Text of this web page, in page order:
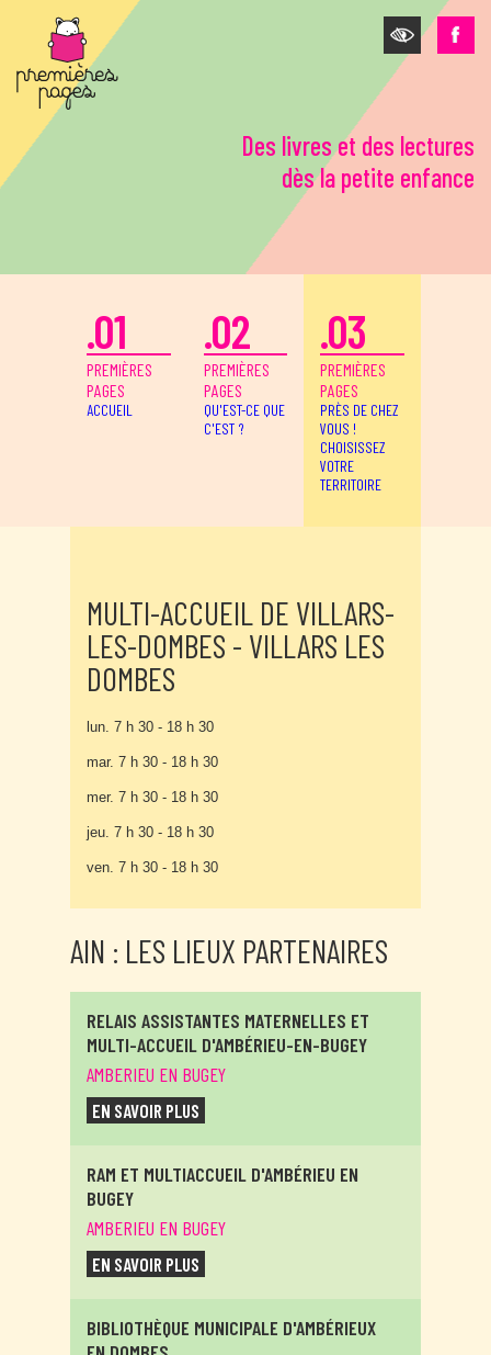
Aller au contenu principal
Des livres et des lectures
dès la petite enfance
.01
PREMIÈRES
PAGES
ACCUEIL
.02
PREMIÈRES
PAGES
QU'EST-CE QUE
C'EST ?
.03
PREMIÈRES
PAGES
PRÈS DE CHEZ
VOUS !
CHOISISSEZ
VOTRE
TERRITOIRE
MULTI-ACCUEIL DE VILLARS-
LES-DOMBES - VILLARS LES
DOMBES
lun. 7 h 30 - 18 h 30
mar. 7 h 30 - 18 h 30
mer. 7 h 30 - 18 h 30
jeu. 7 h 30 - 18 h 30
ven. 7 h 30 - 18 h 30
AIN : LES LIEUX PARTENAIRES
RELAIS ASSISTANTES MATERNELLES ET
MULTI-ACCUEIL D'AMBÉRIEU-EN-BUGEY
AMBERIEU EN BUGEY
EN SAVOIR PLUS
RAM ET MULTIACCUEIL D'AMBÉRIEU EN
BUGEY
AMBERIEU EN BUGEY
EN SAVOIR PLUS
BIBLIOTHÈQUE MUNICIPALE D'AMBÉRIEUX